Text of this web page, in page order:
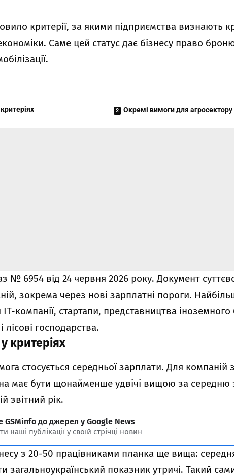
критерії, за якими підприємства визнають
Саме цей статус дає бізнесу право
Окремі вимоги для агросектору
№ 6954 від 24 червня 2026 року. Документ
зокрема через нові зарплатні пороги.
компанії, стартапи, представництва іноземного
лісові господарства.
критеріях
стосується середньої зарплати. Для компаній
має бути щонайменше удвічі вищою за середню
звітний рік.
GSMinfo до джерел у Google News
наші публікації у своїй стрічці новин
з 20-50 працівниками планка ще вища:
загальноукраїнський показник утричі. Такий